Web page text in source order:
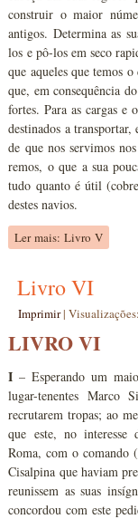
construir o maior
antigos. Determina as
los e pô-los em seco
que aqueles que temos
que, em consequência
fortes. Para as cargas e
destinados a
de que nos servimos
remos, o que a sua
tudo quanto é útil
destes navios.
Ler mais: Livro V
Livro VI
Imprimir|
LIVRO VI
I – Esperando um
lugar-tenentes
recrutarem tropas; ao
que este, no interesse
Roma, com o comando
Cisalpina que haviam
reunissem as suas
concordou com este